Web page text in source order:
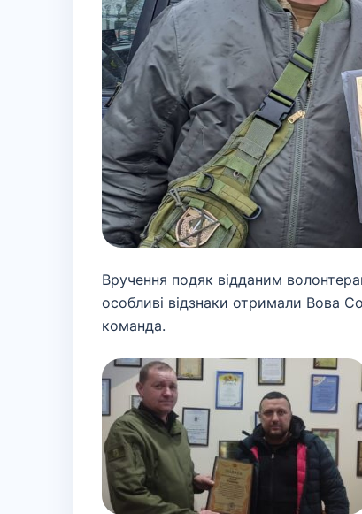
Вручення подяк відданим
особливі відзнаки отримали Вова
команда.